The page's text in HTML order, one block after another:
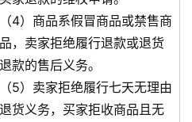
（4）商品系假冒商品或禁售商
品，卖家拒绝履行退款或退货
退款的售后义务。
（5）卖家拒绝履行七天无理由
退货义务，买家拒收商品且无